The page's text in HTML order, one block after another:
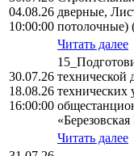
04.08.26
10:00:00
дверные,
потолочные)
Читать далее
30.07.26
18.08.26
16:00:00
технической
технических
Читать далее